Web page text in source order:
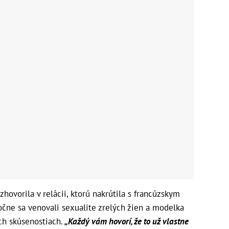
v relácii, ktorú nakrútila s francúzskym
sa venovali sexualite zrelých žien a modelka
skúsenostiach.„Každý vám hovorí, že to už vlastne